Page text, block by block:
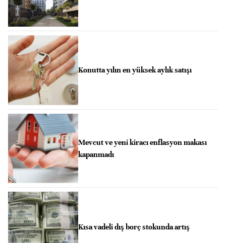
Konutta yılın en yüksek aylık satışı
Mevcut ve yeni kiracı enflasyon makası
kapanmadı
Kısa vadeli dış borç stokunda artış